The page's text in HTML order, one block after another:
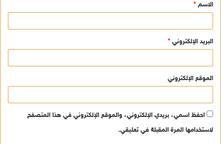
*
الاسم *
البريد الإلكتروني *
الموقع الإلكتروني
احفظ اسمي، بريدي الإلكتروني، والموقع الإلكتروني في هذا المتصفح
لاستخدامها المرة المقبلة في تعليقي.